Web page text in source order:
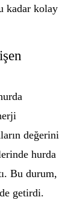
kadar kolay
değerini
hurda
Bu durum,
getirdi.